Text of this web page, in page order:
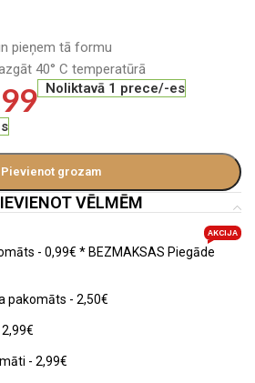
pieņem tā formu
40° C temperatūrā
Noliktavā 1 prece/-es
Pievienot grozam
VĒLMĒM
- 0,99€ * BEZMAKSAS Piegāde
AKCIJA
pakomāts - 2,50€
- 2,99€